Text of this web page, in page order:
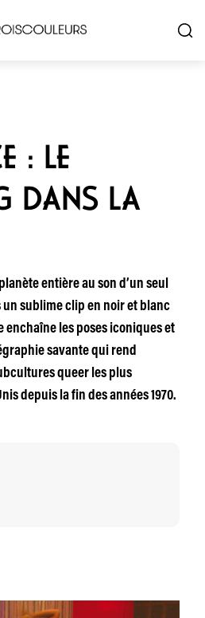
: LE
DANS LA
entière au son d’un seul
un sublime clip en noir et blanc
enchaîne les poses iconiques et
savante qui rend
queer les plus
depuis la fin des années 1970.